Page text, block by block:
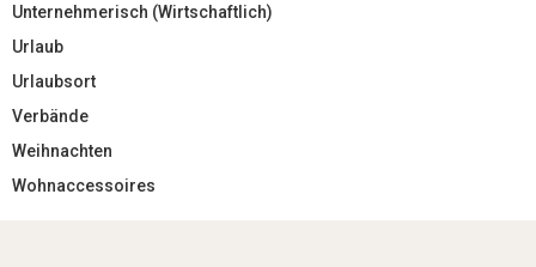
Unternehmerisch (Wirtschaftlich)
Urlaub
Urlaubsort
Verbände
Weihnachten
Wohnaccessoires